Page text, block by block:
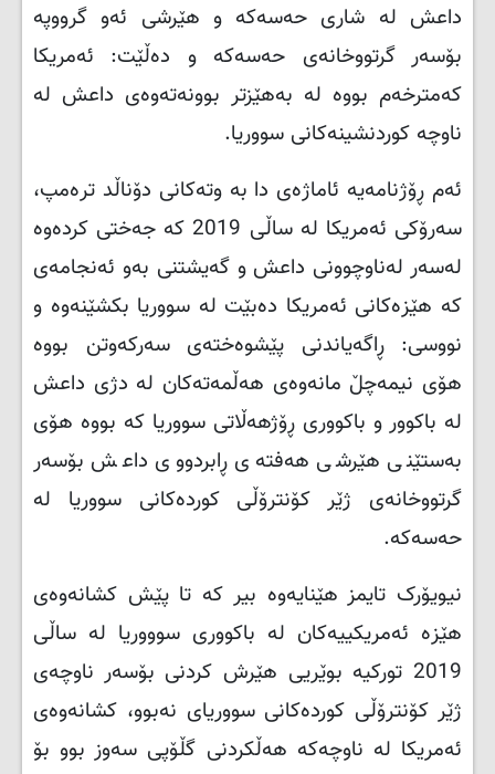
داعش لە شاری حەسەکە و هێرشی ئەو گرووپە
بۆسەر گرتووخانەی حەسەکە و دەڵێت: ئەمریکا
کەمترخەم بووە لە بەهێزتر بوونەتەوەی داعش لە
ناوچە کوردنشینەکانی سووریا.
ئەم ڕۆژنامەیە ئاماژەی دا بە وتەکانی دۆناڵد ترەمپ،
سەرۆکی ئەمریکا لە ساڵی 2019 کە جەختی کردەوە
لەسەر لەناوچوونی داعش و گەیشتنی بەو ئەنجامەی
کە هێزەکانی ئەمریکا دەبێت لە سووریا بکشێنەوە و
نووسی: ڕاگەیاندنی پێشوەختەی سەرکەوتن بووە
هۆی نیمەچڵ مانەوەی هەڵمەتەکان لە دژی داعش
لە باکوور و باکووری ڕۆژهەڵاتی سووریا کە بووە هۆی
بەستێنی هێرشی هەفتەی ڕابردووی داعش بۆسەر
گرتووخانەی ژێر کۆنترۆڵی کوردەکانی سووریا لە
حەسەکە.
نیویۆرک تایمز هێنایەوە بیر کە تا پێش کشانەوەی
هێزە ئەمریکییەکان لە باکووری سوووریا لە ساڵی
2019 تورکیە بوێریی هێرش کردنی بۆسەر ناوچەی
ژێر کۆنترۆڵی کوردەکانی سووریای نەبوو، کشانەوەی
ئەمریکا لە ناوچەکە هەڵکردنی گڵۆپی سەوز بوو بۆ